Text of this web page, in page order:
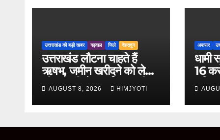
उत्तराखंड की बड़ी खबर गढ़वाल जिले देहरादून
उत्तराखंड लौटना चाहते हैं
ऋषभ, जमीन खरीदने को लेकर
सीएम धामी से लगाई मदद की
गुहार
AUGUST 8, 2026 HIMJYOTI
अफसर
धामी
16
तीन